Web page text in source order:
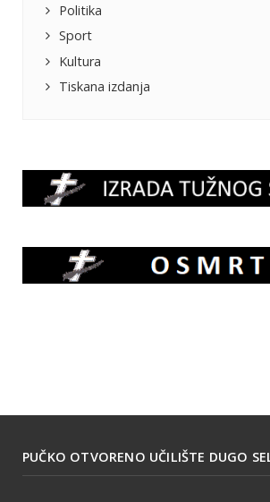
Politika
Sport
Kultura
Tiskana izdanja
PUČKO OTVORENO UČILIŠTE DUGO